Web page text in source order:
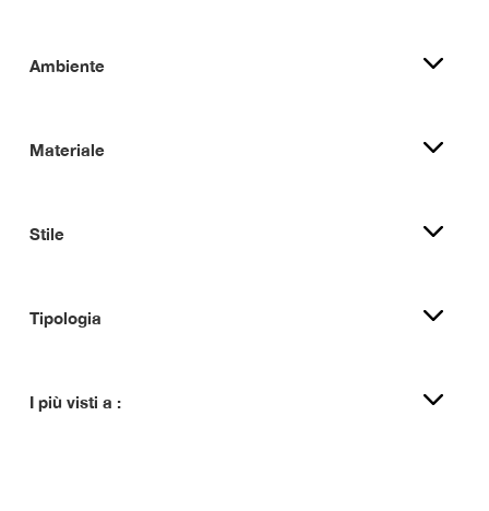
Ambiente
Materiale
Stile
Tipologia
I più visti a :